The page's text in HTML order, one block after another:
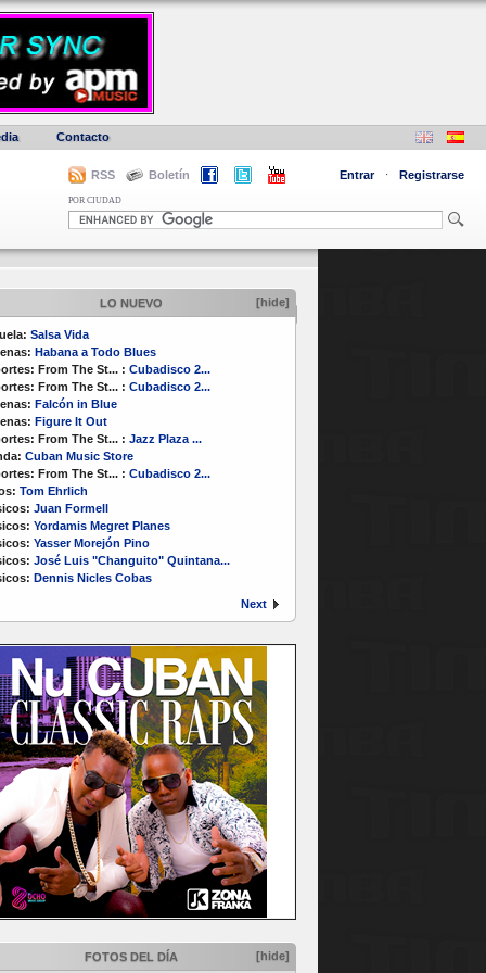
Contacto
RSS Boletín Entrar · Registrarse
POR CIUDAD
LO NUEVO [hide]
Salsa Vida
Habana a Todo Blues
From The St... : Cubadisco 2...
From The St... : Cubadisco 2...
Falcón in Blue
Figure It Out
From The St... : Jazz Plaza ...
Cuban Music Store
From The St... : Cubadisco 2...
Tom Ehrlich
Juan Formell
Yordamis Megret Planes
Yasser Morejón Pino
José Luis "Changuito" Quintana...
Dennis Nicles Cobas
Next
FOTOS DEL DÍA [hide]